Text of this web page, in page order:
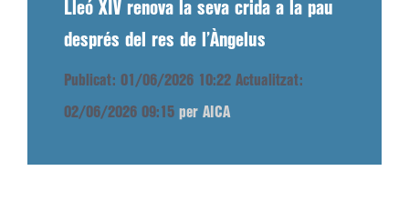
Lleó XIV renova la seva crida a la pau
després del res de l’Àngelus
Publicat: 01/06/2026 10:22 Actualitzat:
02/06/2026 09:15 per AICA